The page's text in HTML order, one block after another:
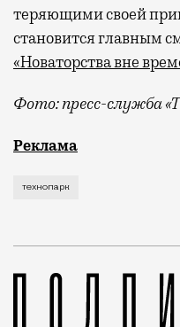
теряющими своей
становится главным
«Новаторства вне
Фото: пресс-служба
Рекламные кампании
Реклама
технопарк